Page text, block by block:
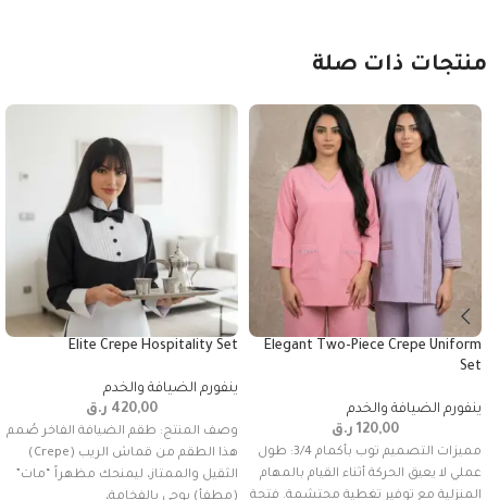
منتجات ذات صلة
Elegant Two-Piece Crepe Uniform
Set
ينفورم الضيافة والخدم
120,00 ر.ق
مميزات التصميم توب بأكمام 3/4: طول
عملي لا يعيق الحركة أثناء القيام بالمهام
المنزلية مع توفير تغطية محتشمة. فتحة
Elite Crepe Hospitality Set
ينفورم الضيافة والخدم
420,00 ر.ق
وصف المنتج: طقم الضيافة الفاخر صُمم
هذا الطقم من قماش الريب (Crepe)
الثقيل والممتاز، ليمنحك مظهراً “مات”
(مطفأ) يوحي بالفخامة،